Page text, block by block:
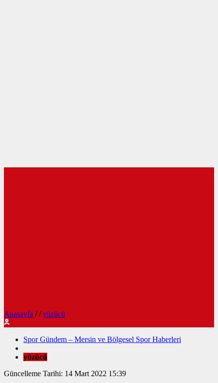
Anasayfa / / yüzücü
Spor Gündem – Mersin ve Bölgesel Spor Haberleri
yüzücü
Güncelleme Tarihi: 14 Mart 2022 15:39